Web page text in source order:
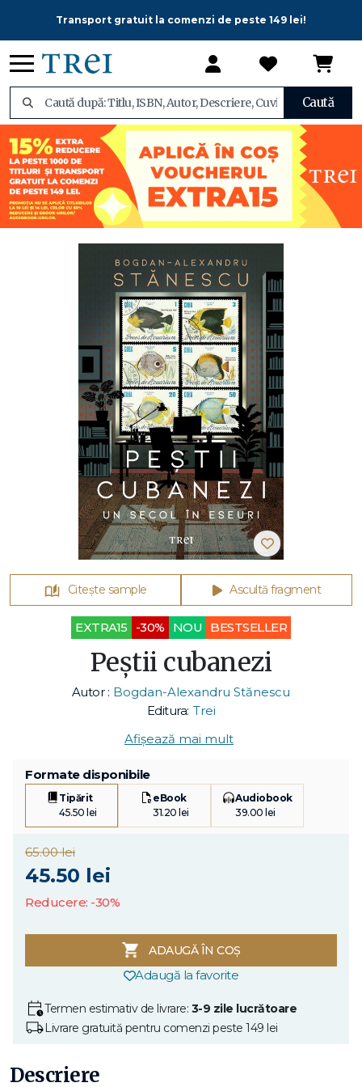
Transport gratuit la comenzi de peste 149 lei!
Caută
Citește sample Ascultă fragment
EXTRA15 -30% NOU BESTSELLER
Peștii cubanezi
Autor : Bogdan-Alexandru Stănescu
Editura: Trei
Afișează mai mult
Formate disponibile
Tipărit
45.50 lei
eBook
31.20 lei
Audiobook
39.00 lei
65.00 lei
45.50 lei
Reducere: -30%
ADAUGĂ ÎN COȘ
Adaugă la favorite
Termen estimativ de livrare: 3-9 zile lucrătoare
Livrare gratuită pentru comenzi peste 149 lei
Descriere